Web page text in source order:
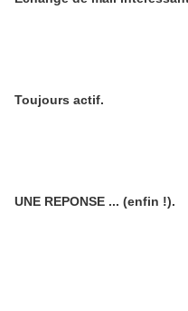
Toujours actif.
UNE REPONSE ... (enfin !).